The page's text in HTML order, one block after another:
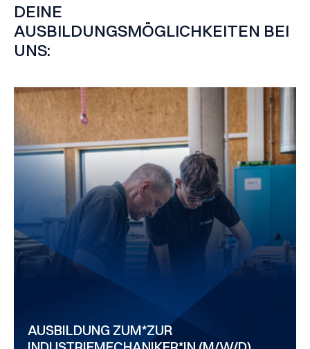
DEINE
AUSBILDUNGSMÖGLICHKEITEN BEI
UNS:
AUSBILDUNG ZUM*ZUR